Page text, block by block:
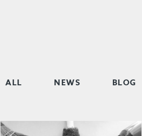
ALL NEWS BLOG